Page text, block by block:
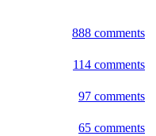
888 comments
114 comments
97 comments
65 comments